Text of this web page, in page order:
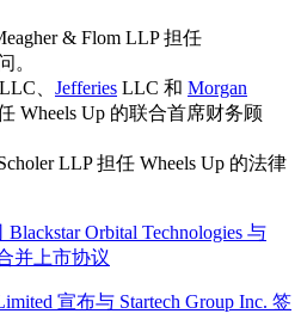
& Flom LLP 担任
。
、 Jefferies LLC 和 Morgan
Wheels Up 的联合首席财务顾
LLP 担任 Wheels Up 的法律
Orbital Technologies 与
并上市协议
宣布与 Startech Group Inc. 签